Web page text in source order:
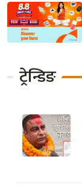
ट्रेन्डिङ